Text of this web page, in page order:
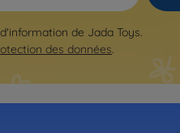
de Jada Toys.
des données.